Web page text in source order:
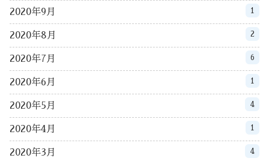
2020年9月 1
2020年8月 2
2020年7月 6
2020年6月 1
2020年5月 4
2020年4月 1
2020年3月 4